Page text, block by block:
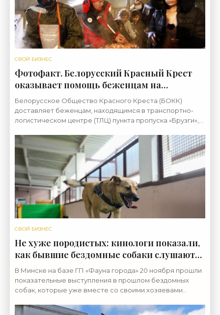
СВОЙ БИЗНЕС
Фотофакт. Белорусский Красный Крест
оказывает помощь беженцам на
белорусско-польской границе - «Свежие
новости строительства»
Белорусское Общество Красного Креста (БОКК)
доставляет беженцам, находящимся в транспортно-
логистическом центре (ТЛЦ) пункта пропуска «Брузги»,
8
СВОЙ БИЗНЕС
Не хуже породистых: кинологи показали,
как бывшие бездомные собаки слушаются
и охраняют хозяев - «Свежие новости
строительства»
В Минске на базе ГП «Фауна города» 20 ноября прошли
показательные выступления в прошлом бездомных
собак, которые уже вместе со своими хозяевами
агентства